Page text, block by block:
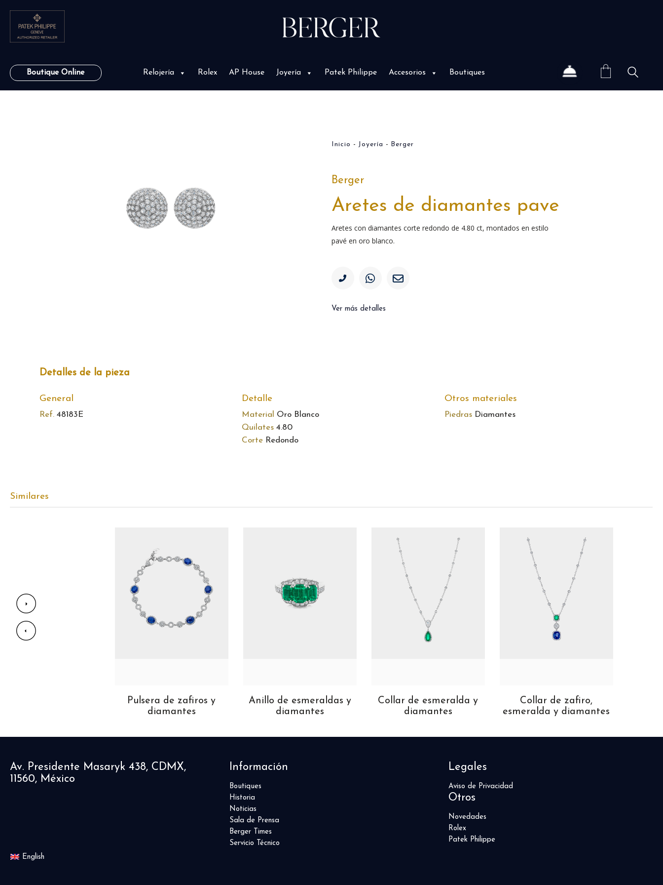
Boutique Online Relojería Rolex AP House Joyería Patek Philippe Accesorios Boutiques
Inicio Joyería Berger
Berger
Aretes de diamantes pave
Aretes con diamantes corte redondo de 4.80 ct, montados en estilo
pavé en oro blanco.
Ver más detalles
Detalles de la pieza
General
Ref. 48183E
Detalle
Material
Oro Blanco
Quilates 4.80
Corte Redondo
Otros materiales
PiedrasDiamantes
Similares
Pulsera de zafiros y
diamantes
Anillo de esmeraldas y
diamantes
Collar de esmeralda y
diamantes
Collar de zafiro,
esmeralda y diamantes
Av. Presidente Masaryk 438, CDMX,
11560, México
Información
Boutiques
Historia
Noticias
Sala de Prensa
Berger Times
Servicio Técnico
Legales
Aviso de Privacidad
Otros
Novedades
Rolex
Patek Philippe
English